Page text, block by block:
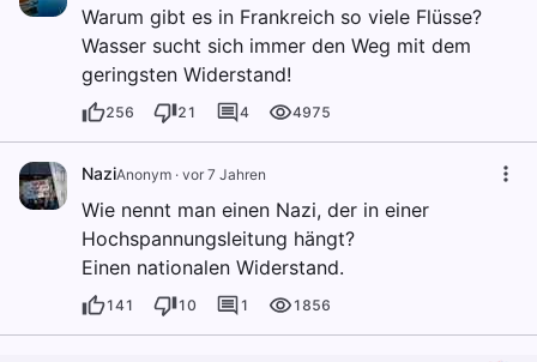
Warum gibt es in Frankreich so viele Flüsse?
Wasser sucht sich immer den Weg mit dem
geringsten Widerstand!
256 21 4 4975
NaziAnonym · vor 7 Jahren
Wie nennt man einen Nazi, der in einer
Hochspannungsleitung hängt?
Einen nationalen Widerstand.
141 10 1 1856